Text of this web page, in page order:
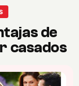
de
casados